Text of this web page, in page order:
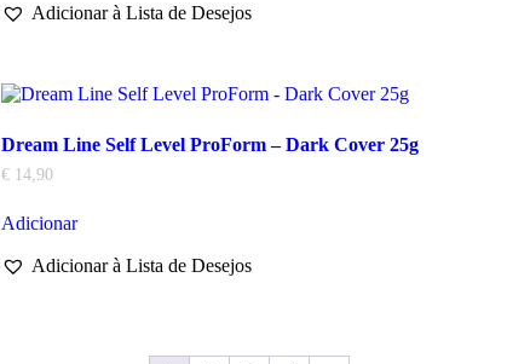
Adicionar à Lista de Desejos
Dream Line Self Level ProForm – Dark Cover 25g
€14,90
Adicionar
Adicionar à Lista de Desejos